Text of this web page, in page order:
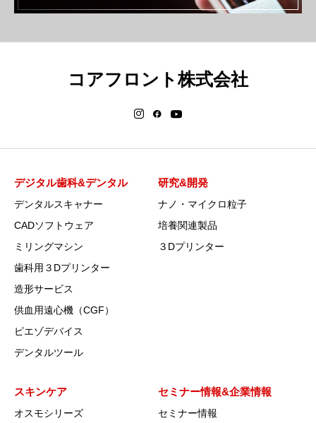
コアフロント株式会社
デジタル歯科&デンタル
デンタルスキャナー
CADソフトウェア
ミリングマシン
歯科用３Dプリンター
造形サービス
供血用遠心機（CGF）
ピエゾデバイス
デンタルツール
研究&開発
ナノ・マイクロ粒子
培養関連製品
３Dプリンター
スキンケア
オスモシリーズ
セミナー情報&企業情報
セミナー情報